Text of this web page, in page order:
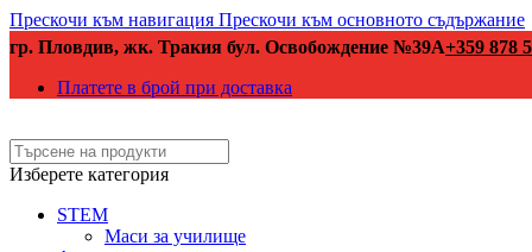
Прескочи към навигация Прескочи към основното съдържание
гр. Пловдив, жк. Тракия бул. Освобождение №39А+359 878
Платете в брой при доставка
Изберете категория
STEM
Маси за училище